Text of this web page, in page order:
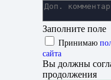
Заполните поле
Принимаю
сайта
Вы должны
продолжения